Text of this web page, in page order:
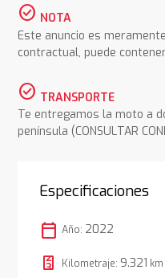
check_circle NOTA
Este anuncio es
contractual, puede
check_circle TRANSPORTE
Te entregamos la moto a
península (CONSULTAR
Especificaciones
calendar_today Año: 2022
Kilometraje: 9.321 km